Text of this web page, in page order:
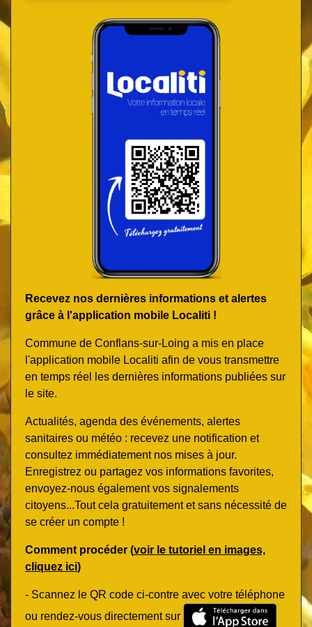
Recevez nos dernières informations et alertes
grâce à l'application mobile Localiti !
Commune de Conflans-sur-Loing a mis en place
l'application mobile Localiti afin de vous transmettre
en temps réel les dernières informations publiées sur
le site.
Actualités, agenda des événements, alertes
sanitaires ou météo : recevez une notification et
consultez immédiatement nos mises à jour.
Enregistrez ou partagez vos informations favorites,
envoyez-nous également vos signalements
citoyens...Tout cela gratuitement et sans nécessité de
se créer un compte !
Comment procéder (voir le tutoriel en images,
cliquez ici)
- Scannez le QR code ci-contre avec votre téléphone
ou rendez-vous directement sur